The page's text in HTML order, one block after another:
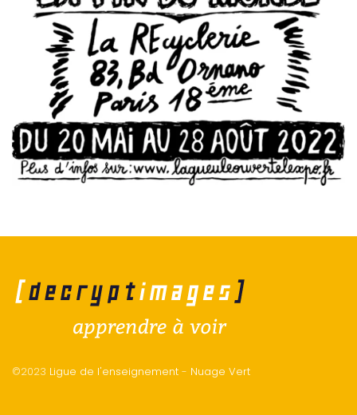
©2023 Ligue de l'enseignement - Nuage Vert